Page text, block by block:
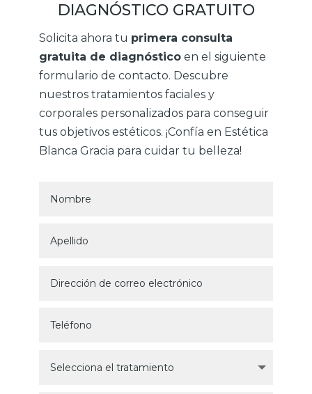
DIAGNÓSTICO GRATUITO
Solicita ahora tu primera consulta
gratuita de diagnóstico en el siguiente
formulario de contacto. Descubre
nuestros tratamientos faciales y
corporales personalizados para conseguir
tus objetivos estéticos. ¡Confía en Estética
Blanca Gracia para cuidar tu belleza!